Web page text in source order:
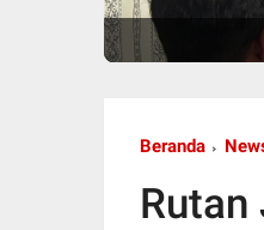
Beranda
Rutan